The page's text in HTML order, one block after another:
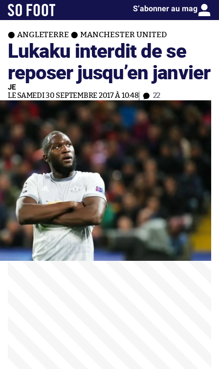
S’abonner au mag
ANGLETERRE MANCHESTER UNITED
Lukaku interdit de se
reposer jusqu’en janvier
JE
LE SAMEDI 30 SEPTEMBRE 2017 À 10:48 22